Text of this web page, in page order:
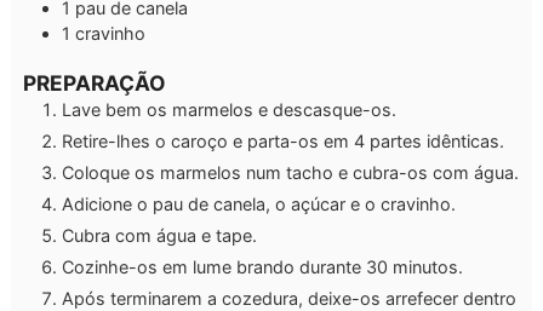
1 pau de canela
1 cravinho
PREPARAÇÃO
Lave bem os marmelos e descasque-os.
Retire-lhes o caroço e parta-os em 4 partes idênticas.
Coloque os marmelos num tacho e cubra-os com água.
Adicione o pau de canela, o açúcar e o cravinho.
Cubra com água e tape.
Cozinhe-os em lume brando durante 30 minutos.
Após terminarem a cozedura, deixe-os arrefecer dentro